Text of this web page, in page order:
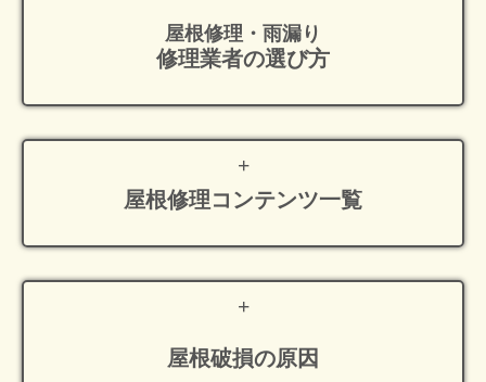
屋根修理・雨漏り
修理業者の選び方
屋根修理コンテンツ一覧
屋根破損の原因